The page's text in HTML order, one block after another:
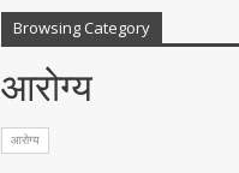
Browsing Category
आरोग्य
आरोग्य